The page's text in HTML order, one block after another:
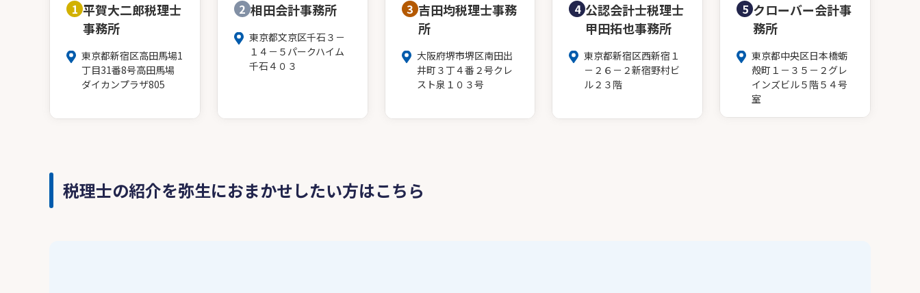
1 平賀大二郎税理士
事務所
東京都新宿区高田馬場1
丁目31番8号高田馬場
ダイカンプラザ805
2 相田会計事務所
東京都文京区千石３－
１４－５パークハイム
千石４０３
3 吉田均税理士事務
所
大阪府堺市堺区南田出
井町３丁４番２号クレ
スト泉１０３号
4 公認会計士税理士
甲田拓也事務所
東京都新宿区西新宿１
－２６－２新宿野村ビ
ル２３階
5 クローバー会計事
務所
東京都中央区日本橋蛎
殻町１－３５－２グレ
インズビル５階５４号
室
税理士の紹介を弥生におまかせしたい方はこちら